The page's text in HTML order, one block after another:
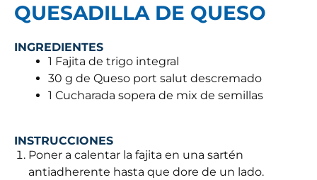
QUESADILLA DE QUESO
INGREDIENTES
1 Fajita de trigo integral
30 g de Queso port salut descremado
1 Cucharada sopera de mix de semillas
INSTRUCCIONES
Poner a calentar la fajita en una sartén
antiadherente hasta que dore de un lado.